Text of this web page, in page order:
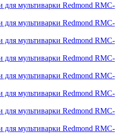
для мультиварки Redmond RMC-
для мультиварки Redmond RMC-
для мультиварки Redmond RMC-
для мультиварки Redmond RMC-
для мультиварки Redmond RMC-
для мультиварки Redmond RMC-
для мультиварки Redmond RMC-
для мультиварки Redmond RMC-